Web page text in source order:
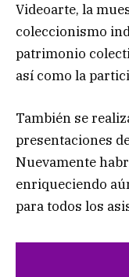
Videoarte, la
coleccionismo
patrimonio
así como la
También se
presentaciones
Nuevamente
enriqueciendo
para todos los